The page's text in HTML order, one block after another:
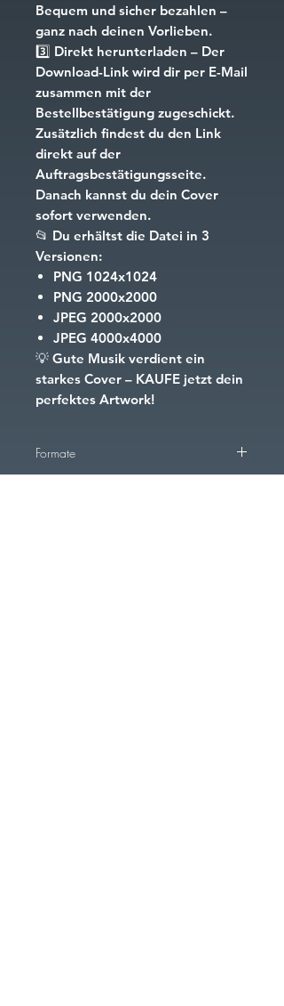
Bequem und sicher bezahlen –
ganz nach deinen Vorlieben.
3️⃣ Direkt herunterladen – Der
Download-Link wird dir per E-Mail
zusammen mit der
Bestellbestätigung zugeschickt.
Zusätzlich findest du den Link
direkt auf der
Auftragsbestätigungsseite.
Danach kannst du dein Cover
sofort verwenden.
📂 Du erhältst die Datei in 3
Versionen:
PNG 1024x1024
PNG 2000x2000
JPEG 2000x2000
JPEG 4000x4000
💡 Gute Musik verdient ein
starkes Cover – KAUFE jetzt dein
perfektes Artwork!
Formate